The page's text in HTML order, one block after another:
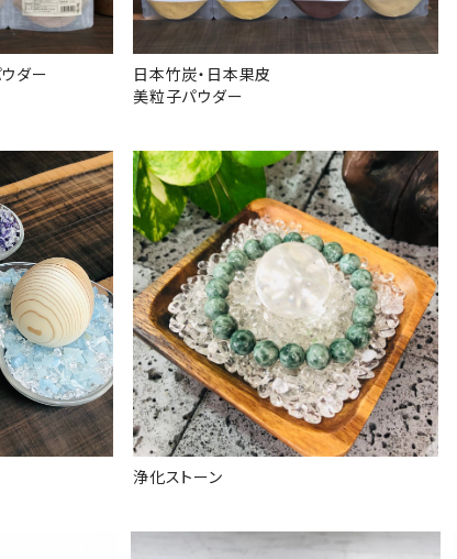
ダー
日本竹炭・日本果皮
美粒子パウダー
浄化ストーン